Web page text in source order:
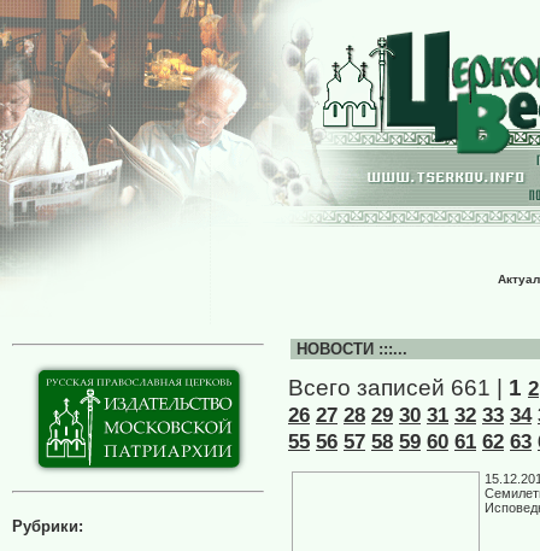
Рубрики:
НОВОСТИ :::...
Всего записей 661 | 1 2
26 27 28 29 30 31 32 33 34
55 56 57 58 59 60 61 62 63